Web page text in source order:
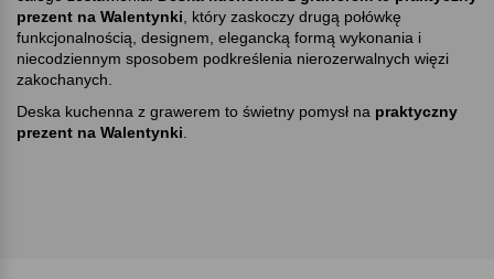
prezent na Walentynki , który zaskoczy drugą połówkę
funkcjonalnością, designem, elegancką formą wykonania i
niecodziennym sposobem podkreślenia nierozerwalnych więzi
zakochanych.
Deska kuchenna z grawerem to świetny pomysł na praktyczny
prezent na Walentynki